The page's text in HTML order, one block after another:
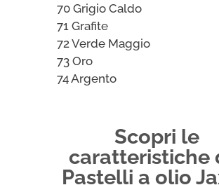
70 Grigio Caldo
71 Grafite
72 Verde Maggio
73 Oro
74 Argento
Scopri le
caratteristiche
Pastelli a olio